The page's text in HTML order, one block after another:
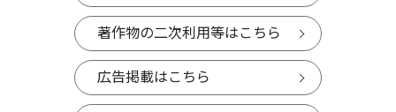
著作物の二次利用等はこちら
広告掲載はこちら